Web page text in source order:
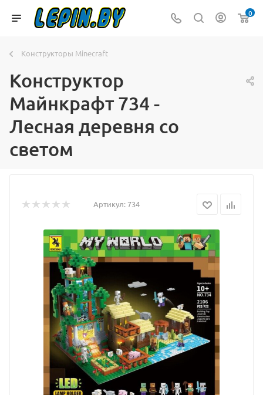
0
Конструкторы Minecraft
Конструктор
Майнкрафт 734 -
Лесная деревня со
светом
Артикул: 734